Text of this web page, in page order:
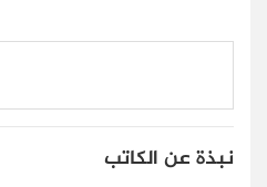
نبذة عن الكاتب